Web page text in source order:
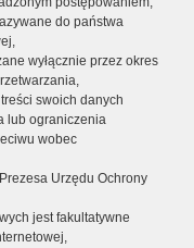
do państwa
wyłącznie przez okres
swoich danych
lub ograniczenia
wobec
Urzędu Ochrony
jest fakultatywne